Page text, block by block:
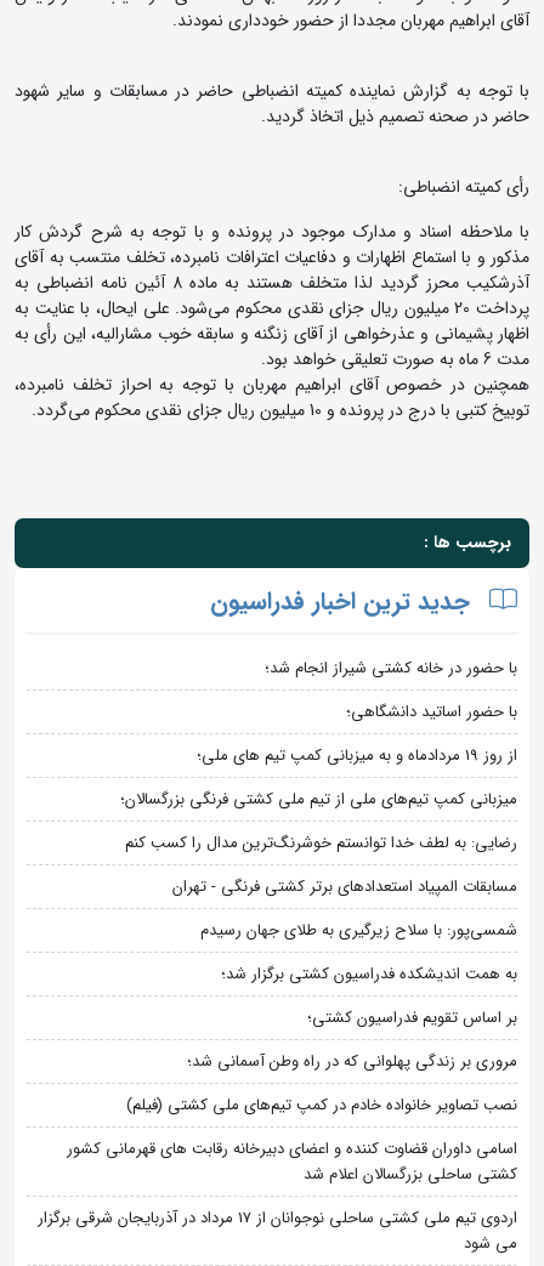
آقای ابراهیم مهربان مجددا از حضور خودداری نمودند.
با توجه به گزارش نماینده کمیته انضباطی حاضر در مسابقات و سایر شهود
حاضر در صحنه تصمیم ذیل اتخاذ گردید.
رأی کمیته انضباطی:
با ملاحظه اسناد و مدارک موجود در پرونده و با توجه به شرح گردش کار
مذکور و با استماع اظهارات و دفاعیات اعترافات نامبرده، تخلف منتسب به آقای
آذرشکیب محرز گردید لذا متخلف هستند به ماده 8 آئین نامه انضباطی به
پرداخت 20 میلیون ریال جزای نقدی محکوم می‌شود. علی ایحال، با عنایت به
اظهار پشیمانی و عذرخواهی از آقای زنگنه و سابقه خوب مشارالیه، این رأی به
مدت 6 ماه به صورت تعلیقی خواهد بود.
همچنین در خصوص آقای ابراهیم مهربان با توجه به احراز تخلف نامبرده،
توبیخ کتبی با درج در پرونده و 10 میلیون ریال جزای نقدی محکوم می‌گردد.
برچسب ها :
جدید ترین اخبار فدراسیون
با حضور در خانه کشتی شیراز انجام شد؛
با حضور اساتید دانشگاهی؛
از روز 19 مردادماه و به میزبانی کمپ تیم های ملی؛
میزبانی کمپ تیم‌های ملی از تیم ملی کشتی فرنگی بزرگسالان؛
رضایی: به لطف خدا توانستم خوشرنگ‌ترین مدال را کسب کنم
مسابقات المپیاد استعدادهای برتر کشتی فرنگی - تهران
شمسی‌پور: با سلاح زیرگیری به طلای جهان رسیدم
به همت اندیشکده فدراسیون کشتی برگزار شد؛
بر اساس تقویم فدراسیون کشتی؛
مروری بر زندگی پهلوانی که در راه وطن آسمانی شد؛
نصب تصاویر خانواده خادم در کمپ تیم‌های ملی کشتی (فیلم)
اسامی داوران قضاوت کننده و اعضای دبیرخانه رقابت های قهرمانی کشور
کشتی ساحلی بزرگسالان اعلام شد
اردوی تیم ملی کشتی ساحلی نوجوانان از 17 مرداد در آذربایجان شرقی برگزار
می شود